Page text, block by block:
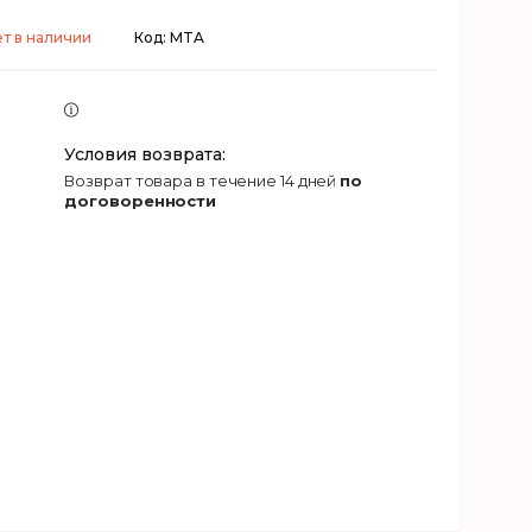
в наличии Код: MTA
возврат товара в течение 14 дней по
договоренности